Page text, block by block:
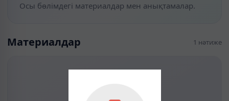
Осы бөлімдегі материалдар мен анықтамалар.
Материалдар 1 нәтиже